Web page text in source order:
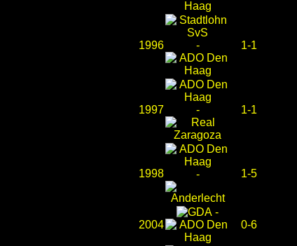
1996 - 1-1
1997 - 1-1
1998 - 1-5
2004
-
0-6